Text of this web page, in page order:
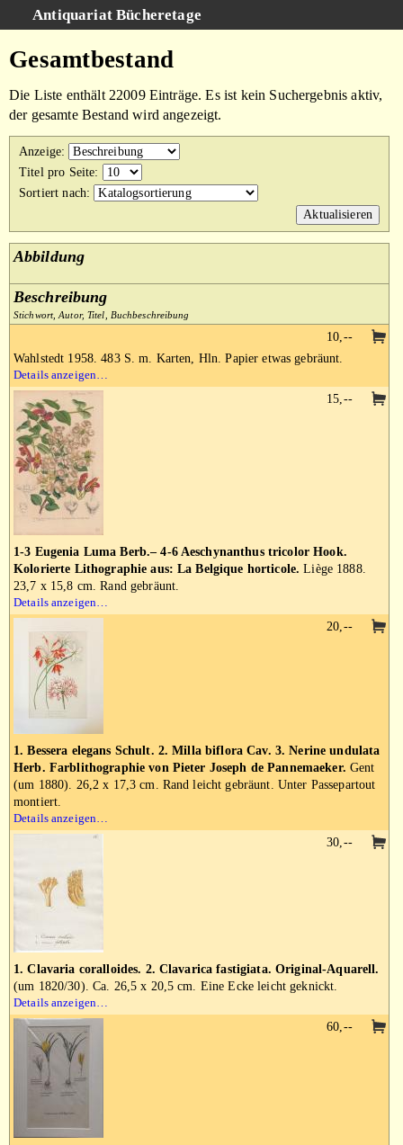
Antiquariat Bücheretage
Gesamtbestand
Warenkorb
AGB
Gesamtbestand
Die Liste enthält 22009 Einträge. Es ist kein Suchergebnis aktiv,
der gesamte Bestand wird angezeigt.
Anzeige:
Titel pro Seite:
Sortiert nach:
Abbildung
Beschreibung
Stichwort, Autor, Titel, Buchbeschreibung
Wahlstedt 1958. 483 S. m. Karten, Hln. Papier etwas gebräunt.
Details anzeigen…
10,--
1-3 Eugenia Luma Berb.– 4-6 Aeschynanthus tricolor Hook.
Kolorierte Lithographie aus: La Belgique horticole. Liège 1888.
23,7 x 15,8 cm. Rand gebräunt.
Details anzeigen…
15,--
1. Bessera elegans Schult. 2. Milla biflora Cav. 3. Nerine undulata
Herb. Farblithographie von Pieter Joseph de Pannemaeker. Gent
(um 1880). 26,2 x 17,3 cm. Rand leicht gebräunt. Unter Passepartout
montiert.
Details anzeigen…
20,--
1. Clavaria coralloides. 2. Clavarica fastigiata. Original-Aquarell.
(um 1820/30). Ca. 26,5 x 20,5 cm. Eine Ecke leicht geknickt.
Details anzeigen…
30,--
60,--